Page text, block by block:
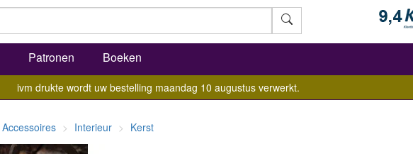
Zoeken
Patronen Boeken
ivm drukte wordt uw bestelling maandag 10 augustus verwerkt.
Accessoires Interieur Kerst